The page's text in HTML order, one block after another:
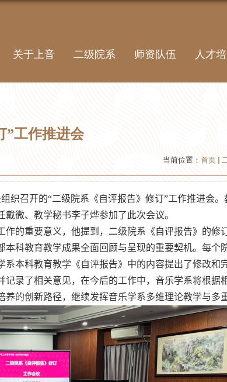
关于上音 二级院系 师资队伍 人才
”工作推进会
当前位置： 首页
织召开的“二级院系《自评报告》修订”工作推进会。
微、教学秘书李子烨参加了此次会议。
的重要意义，他提到，二级院系《自评报告》的修
本科教育教学成果全面回顾与呈现的重要契机。每个
本科教育教学《自评报告》中的内容提出了修改和
录了相关意见，在今后的工作中，音乐学系将根据
的创新路径，继续发挥音乐学系多维理论教学与多